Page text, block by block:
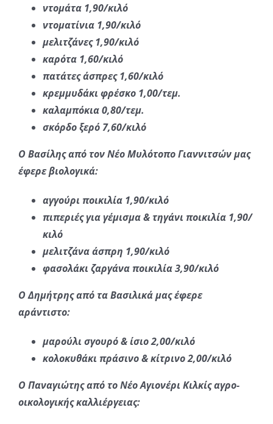
ντομάτα 1,90/κιλό
ντοματίνια 1,90/κιλό
μελιτζάνες 1,90/κιλό
καρότα 1,60/κιλό
πατάτες άσπρες 1,60/κιλό
κρεμμυδάκι φρέσκο 1,00/τεμ.
καλαμπόκια 0,80/τεμ.
σκόρδο ξερό 7,60/κιλό
Ο Βασίλης από τον Νέο Μυλότοπο Γιαννιτσών μας
έφερε βιολογικά:
αγγούρι ποικιλία 1,90/κιλό
πιπεριές για γέμισμα & τηγάνι ποικιλία 1,90/
κιλό
μελιτζάνα άσπρη 1,90/κιλό
φασολάκι ζαργάνα ποικιλία 3,90/κιλό
Ο Δημήτρης από τα Βασιλικά μας έφερε
αράντιστο:
μαρούλι σγουρό & ίσιο 2,00/κιλό
κολοκυθάκι πράσινο & κίτρινο 2,00/κιλό
Ο Παναγιώτης από το Νέο Αγιονέρι Κιλκίς αγρο-
οικολογικής καλλιέργειας: